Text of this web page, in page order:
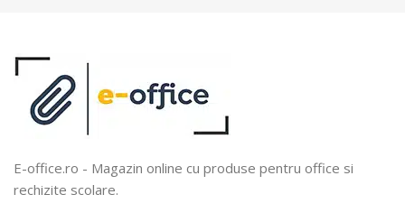
E-office.ro - Magazin online cu produse pentru office si
rechizite scolare.